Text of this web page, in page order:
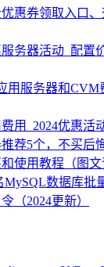
惠券领取入口
务器活动_配置
用服务器和CVM
用_2024优惠活
荐5个，不买后
使用教程（图文
MySQL数据库批
（2024更新）